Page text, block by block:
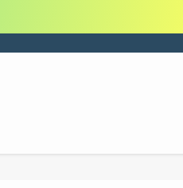
共通認識を。目的に合わせて料金を